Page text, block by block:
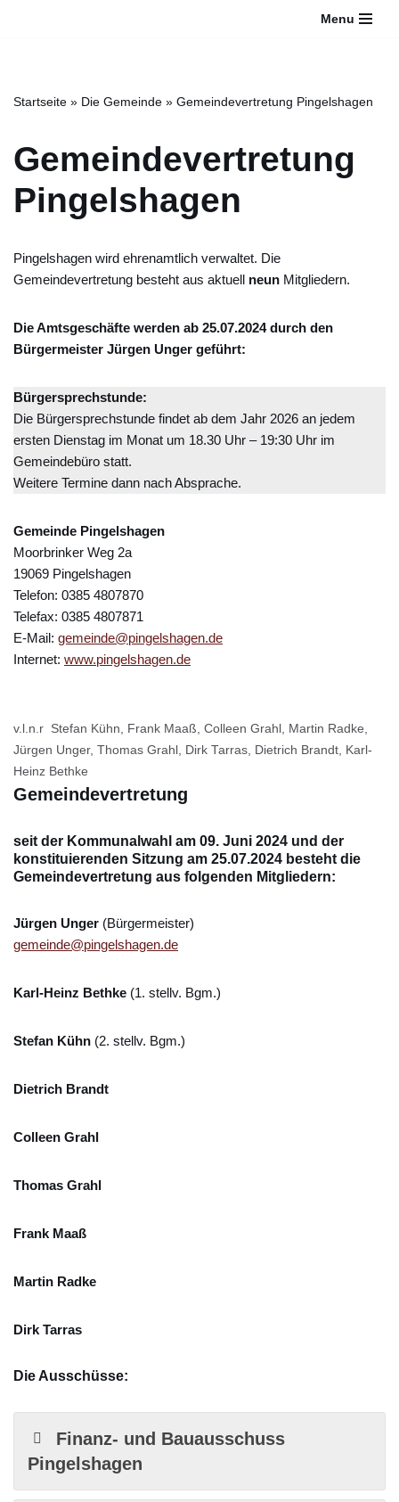
Website
Barrierefreiheitssystem.
Menu
Startseite » Die Gemeinde » Gemeindevertretung Pingelshagen
Gemeindevertretung
Pingelshagen
Pingelshagen wird ehrenamtlich verwaltet. Die
Gemeindevertretung besteht aus aktuell neun Mitgliedern.
Die Amtsgeschäfte werden ab 25.07.2024 durch den
Bürgermeister Jürgen Unger geführt:
Bürgersprechstunde:
Die Bürgersprechstunde findet ab dem Jahr 2026 an jedem
ersten Dienstag im Monat um 18.30 Uhr – 19:30 Uhr im
Gemeindebüro statt.
Weitere Termine dann nach Absprache.
Gemeinde Pingelshagen
Moorbrinker Weg 2a
19069 Pingelshagen
Telefon: 0385 4807870
Telefax: 0385 4807871
E-Mail: gemeinde@pingelshagen.de
Internet: www.pingelshagen.de
v.l.n.r Stefan Kühn, Frank Maaß, Colleen Grahl, Martin Radke,
Jürgen Unger, Thomas Grahl, Dirk Tarras, Dietrich Brandt, Karl-
Heinz Bethke
Gemeindevertretung
seit der Kommunalwahl am 09. Juni 2024 und der
konstituierenden Sitzung am 25.07.2024 besteht die
Gemeindevertretung aus folgenden Mitgliedern:
Jürgen Unger (Bürgermeister)
gemeinde@pingelshagen.de
Karl-Heinz Bethke (1. stellv. Bgm.)
Stefan Kühn (2. stellv. Bgm.)
Dietrich Brandt
Colleen Grahl
Thomas Grahl
Frank Maaß
Martin Radke
Dirk Tarras
Die Ausschüsse:
Finanz- und Bauausschuss
Pingelshagen